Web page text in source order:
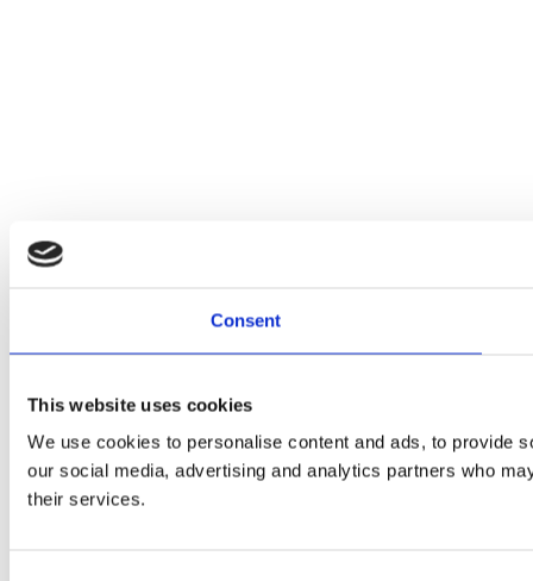
Consent
This website uses cookies
We use cookies to personalise content and ads, to provide
our social media, advertising and analytics partners who
their services.